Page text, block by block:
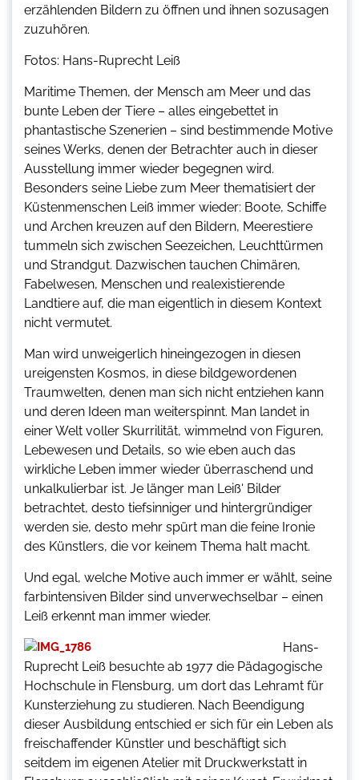
erzählenden Bildern zu öffnen und ihnen sozusagen
zuzuhören.
Fotos: Hans-Ruprecht Leiß
Maritime Themen, der Mensch am Meer und das
bunte Leben der Tiere – alles eingebettet in
phantastische Szenerien – sind bestimmende Motive
seines Werks, denen der Betrachter auch in dieser
Ausstellung immer wieder begegnen wird.
Besonders seine Liebe zum Meer thematisiert der
Küstenmenschen Leiß immer wieder: Boote, Schiffe
und Archen kreuzen auf den Bildern, Meerestiere
tummeln sich zwischen Seezeichen, Leuchttürmen
und Strandgut. Dazwischen tauchen Chimären,
Fabelwesen, Menschen und realexistierende
Landtiere auf, die man eigentlich in diesem Kontext
nicht vermutet.
Man wird unweigerlich hineingezogen in diesen
ureigensten Kosmos, in diese bildgewordenen
Traumwelten, denen man sich nicht entziehen kann
und deren Ideen man weiterspinnt. Man landet in
einer Welt voller Skurrilität, wimmelnd von Figuren,
Lebewesen und Details, so wie eben auch das
wirkliche Leben immer wieder überraschend und
unkalkulierbar ist. Je länger man Leiß‘ Bilder
betrachtet, desto tiefsinniger und hintergründiger
werden sie, desto mehr spürt man die feine Ironie
des Künstlers, die vor keinem Thema halt macht.
Und egal, welche Motive auch immer er wählt, seine
farbintensiven Bilder sind unverwechselbar – einen
Leiß erkennt man immer wieder.
Hans-
Ruprecht Leiß besuchte ab 1977 die Pädagogische
Hochschule in Flensburg, um dort das Lehramt für
Kunsterziehung zu studieren. Nach Beendigung
dieser Ausbildung entschied er sich für ein Leben als
freischaffender Künstler und beschäftigt sich
seitdem im eigenen Atelier mit Druckwerkstatt in